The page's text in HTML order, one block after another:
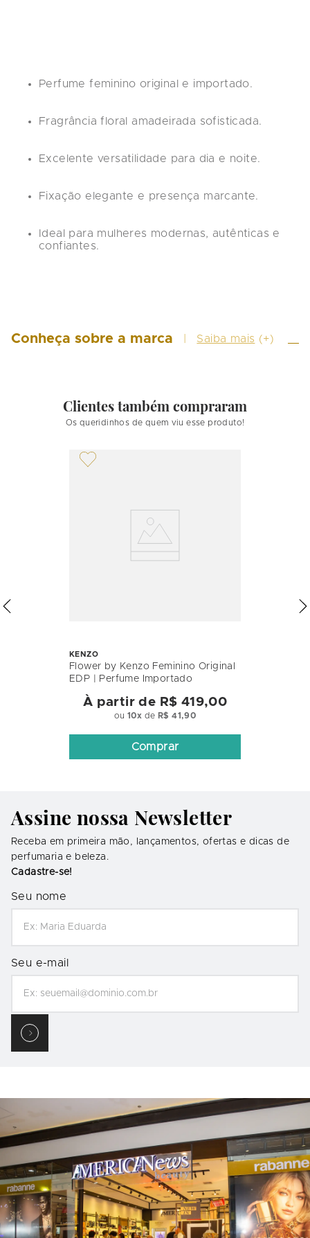
Perfume feminino original e importado.
Fragrância floral amadeirada sofisticada.
Excelente versatilidade para dia e noite.
Fixação elegante e presença marcante.
Ideal para mulheres modernas, autênticas e
confiantes.
Conheça sobre a marca Saiba mais (+)
Clientes também compraram
Os queridinhos de quem viu esse produto!
KENZO
Flower by Kenzo Feminino Original
EDP | Perfume Importado
À partir de R$ 419,00
ou10x de R$ 41,90
Comprar
Assine nossa Newsletter
Receba em primeira mão, lançamentos, ofertas e dicas de
perfumaria e beleza.
Cadastre-se!
Seu nome
Seu e-mail